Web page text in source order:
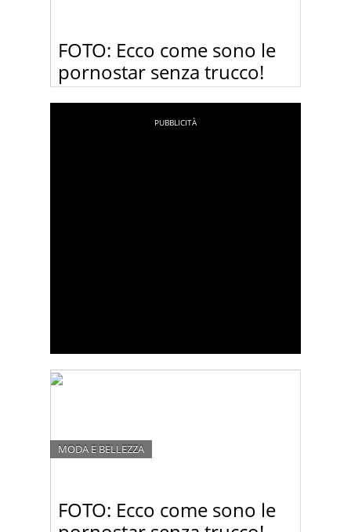
FOTO: Ecco come sono le
pornostar senza trucco!
FOTO: Ecco come sono le
MODA E BELLEZZA